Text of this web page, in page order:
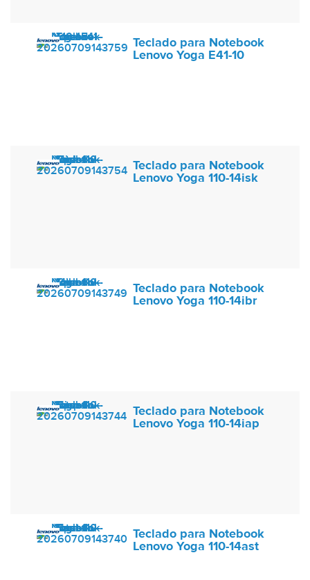
Teclado para Notebook
Lenovo Yoga E41-10
Teclado para Notebook
Lenovo Yoga 110-14isk
Teclado para Notebook
Lenovo Yoga 110-14ibr
Teclado para Notebook
Lenovo Yoga 110-14iap
Teclado para Notebook
Lenovo Yoga 110-14ast